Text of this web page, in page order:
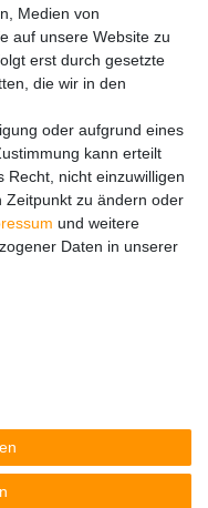
Medien von
auf unsere Website zu
erst durch gesetzte
die wir in den
oder aufgrund eines
kann erteilt
Recht, nicht einzuwilligen
Zeitpunkt zu ändern oder
und weitere
Daten in unserer
von Batterien oder mit
enthalten, sind wir
als Endnutzer
die wir als
geführt haben,
(Versandadresse)
Symbole
bedeutet, dass
werden darf.
Blei
Masseprozent
Hinweise.